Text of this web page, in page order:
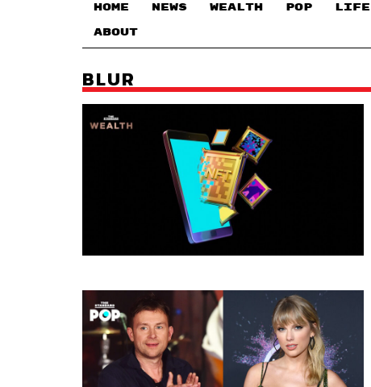
HOME NEWS WEALTH POP LIFE
ABOUT
BLUR